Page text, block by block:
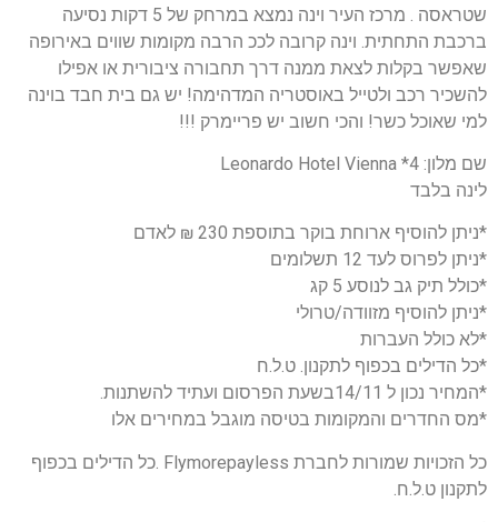
שטראסה . מרכז העיר וינה נמצא במרחק של 5 דקות נסיעה
ברכבת התחתית. וינה קרובה לככ הרבה מקומות שווים באירופה
שאפשר בקלות לצאת ממנה דרך תחבורה ציבורית או אפילו
להשכיר רכב ולטייל באוסטריה המדהימה! יש גם בית חבד בוינה
למי שאוכל כשר! והכי חשוב יש פריימרק !!!
שם מלון: 4* Leonardo Hotel Vienna
לינה בלבד
*ניתן להוסיף ארוחת בוקר בתוספת 230 ₪ לאדם
*ניתן לפרוס לעד 12 תשלומים
*כולל תיק גב לנוסע 5 קג
*ניתן להוסיף מזוודה/טרולי
*לא כולל העברות
*כל הדילים בכפוף לתקנון. ט.ל.ח
*המחיר נכון ל 14/11בשעת הפרסום ועתיד להשתנות.
*מס החדרים והמקומות בטיסה מוגבל במחירים אלו
כל הזכויות שמורות לחברת Flymorepayless .כל הדילים בכפוף
לתקנון ט.ל.ח.